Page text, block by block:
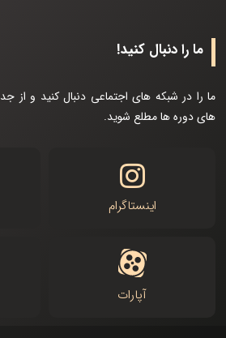
ما را دنبال کنید!
ما را در شبکه های اجتماعی دنبال کنید و از
های دوره ها مطلع شوید.
اینستاگرام
آپارات